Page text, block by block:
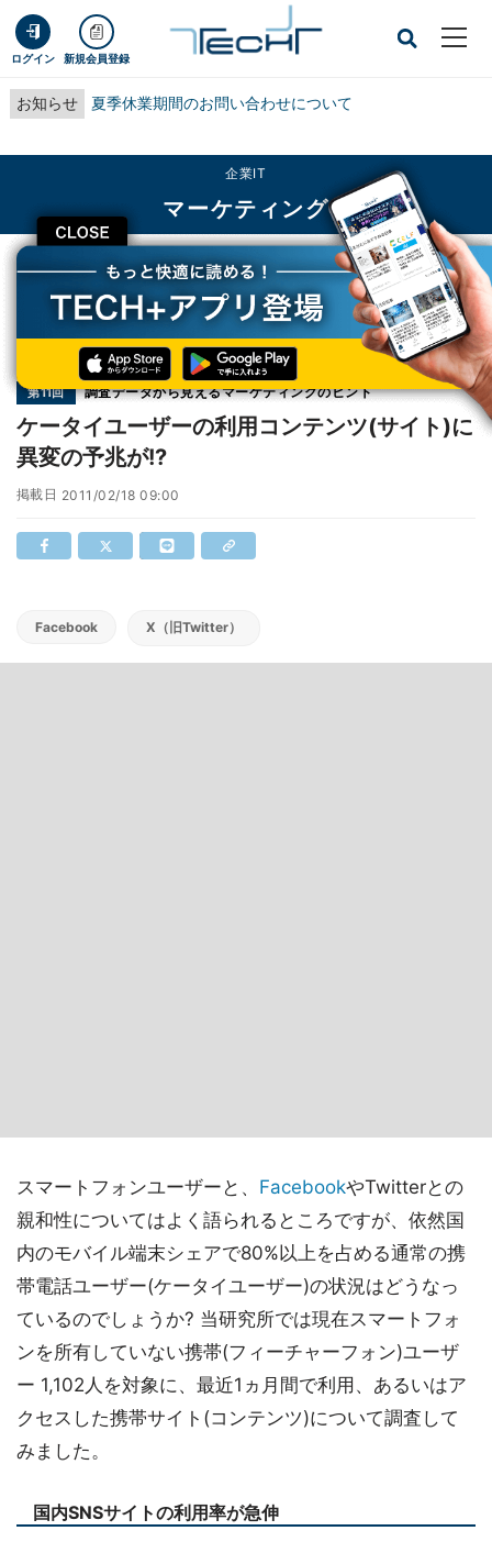
ログイン 新規会員登録
お知らせ 夏季休業期間のお問い合わせについて
CLOSE
企業IT
マーケティング
TECH+ 企業IT
マーケティング
ケータイユーザーの利用コンテンツ(サイト)に異変の予兆が!?
第11回 調査データから見えるマーケティングのヒント
ケータイユーザーの利用コンテンツ(サイト)に
異変の予兆が!?
掲載日 2011/02/18 09:00
Facebook X（旧Twitter）
スマートフォンユーザーと、 FacebookやTwitterとの
親和性についてはよく語られるところですが、依然国
内のモバイル端末シェアで80%以上を占める通常の携
帯電話ユーザー(ケータイユーザー)の状況はどうなっ
ているのでしょうか? 当研究所では現在スマートフォ
ンを所有していない携帯(フィーチャーフォン)ユーザ
ー 1,102人を対象に、最近1ヵ月間で利用、あるいはア
クセスした携帯サイト(コンテンツ)について調査して
みました。
国内SNSサイトの利用率が急伸